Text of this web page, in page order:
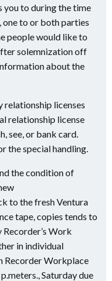
you to during the time
to or both parties
people would like to
solemnization off
about the
relationship licenses
relationship license
see, or bank card.
the special handling.
the condition of
to the fresh Ventura
tape, copies tends to
Work
in individual
Recorder Workplace
Saturday due